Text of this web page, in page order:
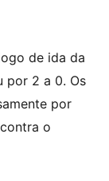
de ida da
por 2 a 0. Os
por
o